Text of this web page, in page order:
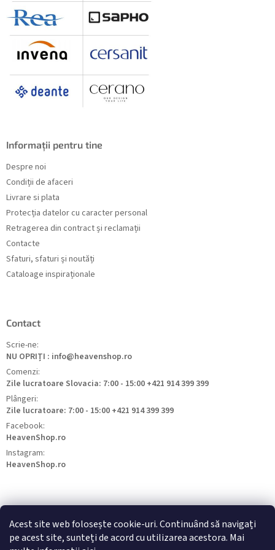
Acest site web folosește cookie-uri. Continuând să navigați
pe acest site, sunteți de acord cu utilizarea acestora. Mai
Informații pentru tine
Despre noi
Condiții de afaceri
Livrare si plata
Protecția datelor cu caracter personal
Retragerea din contract și reclamații
Contacte
Sfaturi, sfaturi și noutăți
Cataloage inspiraționale
Contact
Scrie-ne:
NU OPRIȚI : info@heavenshop.ro
Comenzi:
Zile lucratoare Slovacia: 7:00 - 15:00 +421 914 399 399
Plângeri:
Zile lucratoare: 7:00 - 15:00 +421 914 399 399
Facebook:
HeavenShop.ro
Instagram:
HeavenShop.ro
HeavenShop.sk HeavenShop.hu HeavenShop.cz